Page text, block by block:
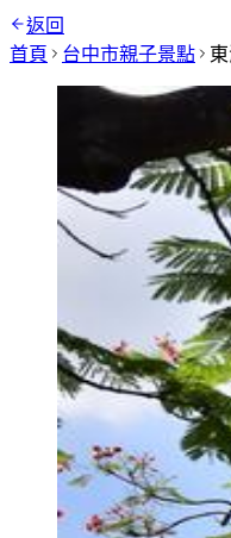
返回
首頁
台中市親子景點